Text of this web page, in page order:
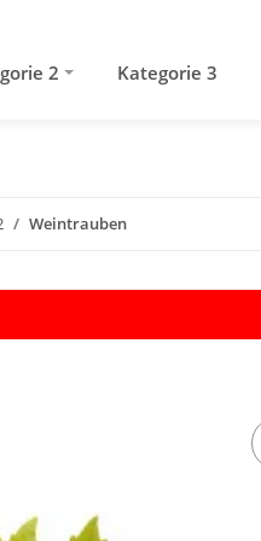
2 Kategorie 3
Weintrauben